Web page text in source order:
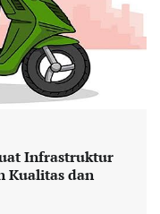
Infrastruktur
Kualitas dan